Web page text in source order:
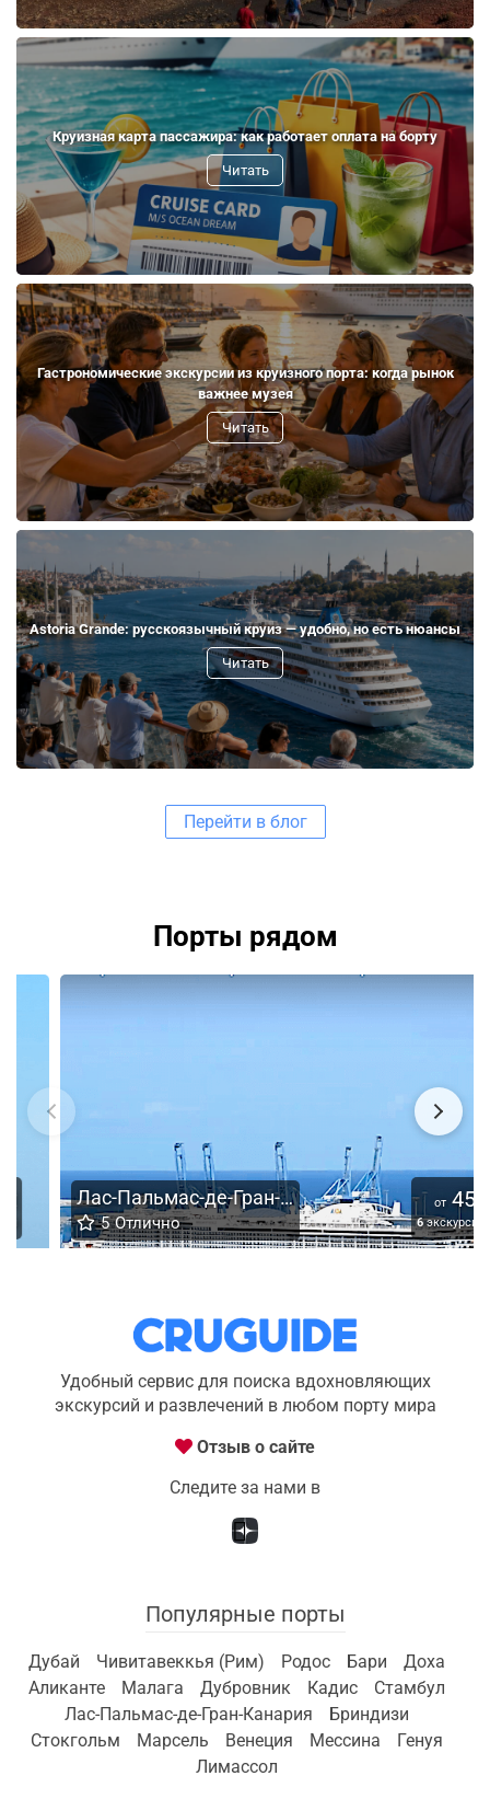
Круизная карта пассажира: как работает оплата на борту
Читать
Гастрономические экскурсии из круизного порта: когда рынок
важнее музея
Читать
Astoria Grande: русскоязычный круиз — удобно, но есть нюансы
Читать
Перейти в блог
Порты рядом
Лас-Пальмас-де-Гран-Канария
5 Отлично
от 45 €
6экскурсий
Удобный сервис для поиска вдохновляющих
экскурсий и развлечений в любом порту мира
Отзыв о сайте
Следите за нами в
Популярные порты
Дубай Чивитавеккья (Рим) Родос Бари
Доха
Аликанте
Малага Дубровник Кадис
Стамбул
Лас-Пальмас-де-Гран-Канария
Бриндизи
Стокгольм
Марсель Венеция Мессина
Генуя
Лимассол